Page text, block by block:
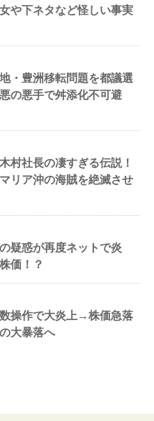
や下ネタなど怪しい事実
・豊洲移転問題を都議選
の悪手で舛添化不可避
村社長の凄すぎる伝説！
リア沖の海賊を絶滅させ
疑惑が再度ネットで炎
価！？
操作で大炎上→株価急落
大暴落へ